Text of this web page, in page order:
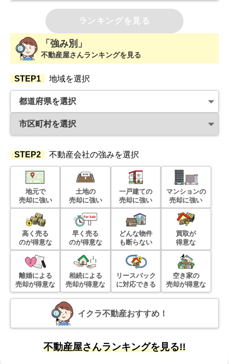
ランキングを見る
「強み別」
不動産屋さんランキングを見る
STEP1 地域を選択
STEP2 不動産会社の強みを選択
地元で
売却に強い
土地の
売却に強い
一戸建ての
売却に強い
マンションの
売却に強い
高く売る
のが得意な
早く売る
のが得意な
どんな物件
も断らない
買取が
得意な
離婚による
売却が得意な
相続による
売却が得意な
リースバック
に対応できる
空き家の
売却が得意な
イクラ不動産おすすめ！
不動産屋さんランキングを見る!!